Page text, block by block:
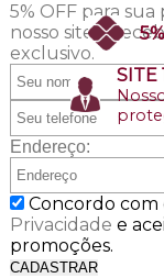
SITE
5% OFF para
nosso site e
exclusivo.
Endereço:
Concordo com
Privacidade e
promoções.
CADASTRAR